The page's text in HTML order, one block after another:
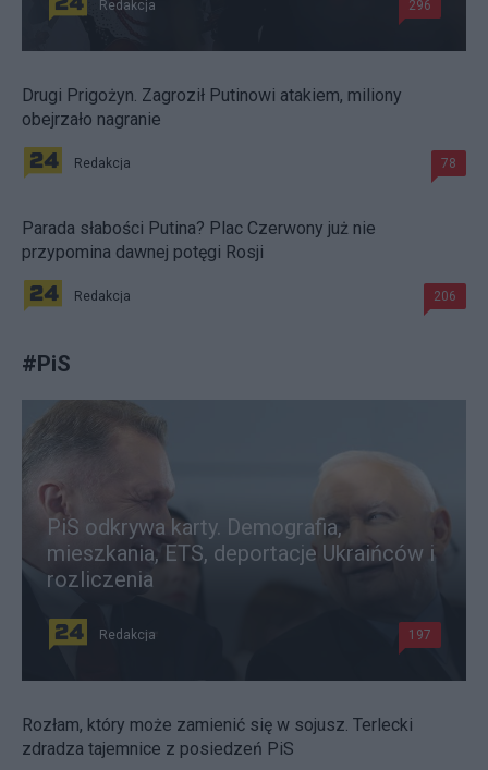
Redakcja 296
Drugi Prigożyn. Zagroził Putinowi atakiem, miliony
obejrzało nagranie
Redakcja 78
Parada słabości Putina? Plac Czerwony już nie
przypomina dawnej potęgi Rosji
Redakcja 206
#PiS
PiS odkrywa karty. Demografia,
mieszkania, ETS, deportacje Ukraińców i
rozliczenia
Redakcja 197
Rozłam, który może zamienić się w sojusz. Terlecki
zdradza tajemnice z posiedzeń PiS